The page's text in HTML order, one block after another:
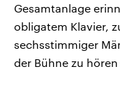
Gesamtanlage
obligatem Klavier,
sechsstimmiger
der Bühne zu